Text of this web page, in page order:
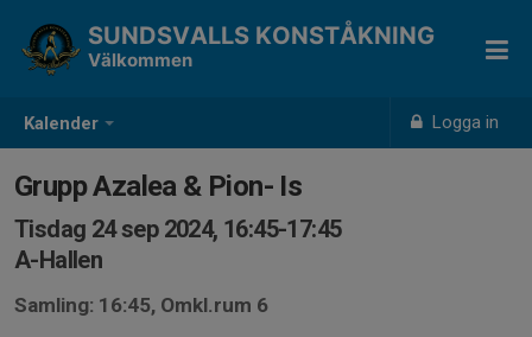
Kalender Logga in
SUNDSVALLS KONSTÅKNING
Välkommen
Grupp Azalea & Pion- Is
Tisdag 24 sep 2024, 16:45-17:45
A-Hallen
Samling: 16:45, Omkl.rum 6